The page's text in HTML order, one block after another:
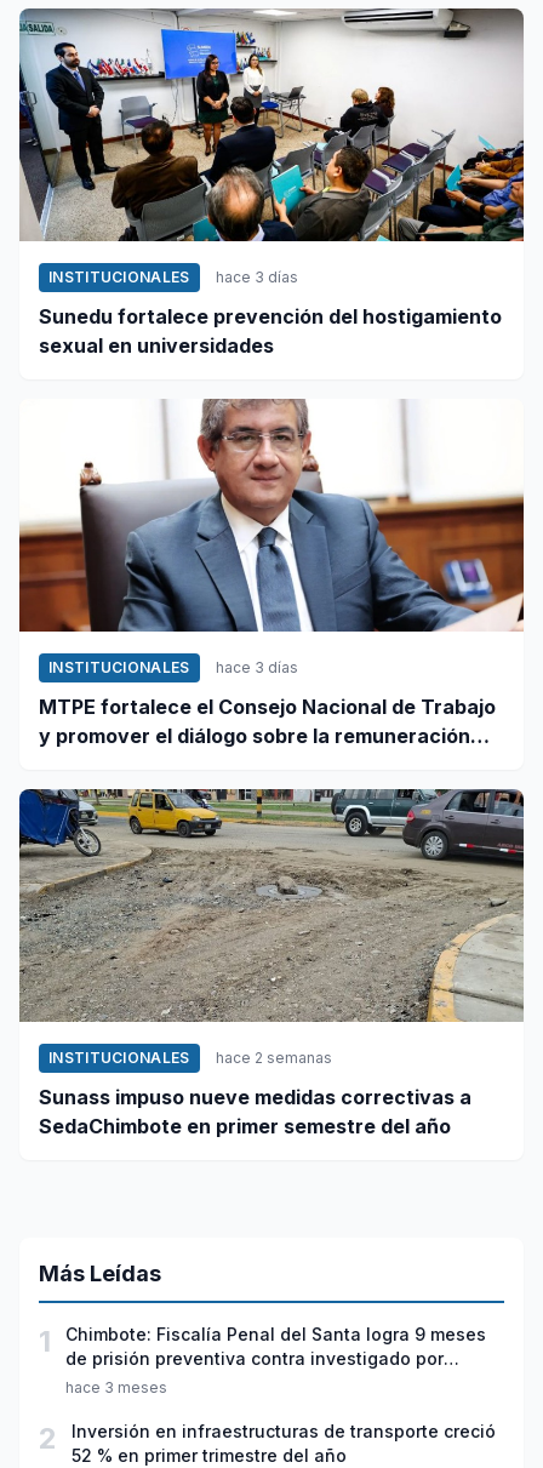
INSTITUCIONALES hace 3 días
Sunedu fortalece prevención del hostigamiento
sexual en universidades
INSTITUCIONALES hace 3 días
MTPE fortalece el Consejo Nacional de Trabajo
y promover el diálogo sobre la remuneración
INSTITUCIONALES hace 2 semanas
Sunass impuso nueve medidas correctivas a
SedaChimbote en primer semestre del año
Más Leídas
1
Chimbote: Fiscalía Penal del Santa logra 9 meses
de prisión preventiva contra investigado por
violación sexual y tentativa de feminicidio
hace 3 meses
2
Inversión en infraestructuras de transporte creció
52 % en primer trimestre del año